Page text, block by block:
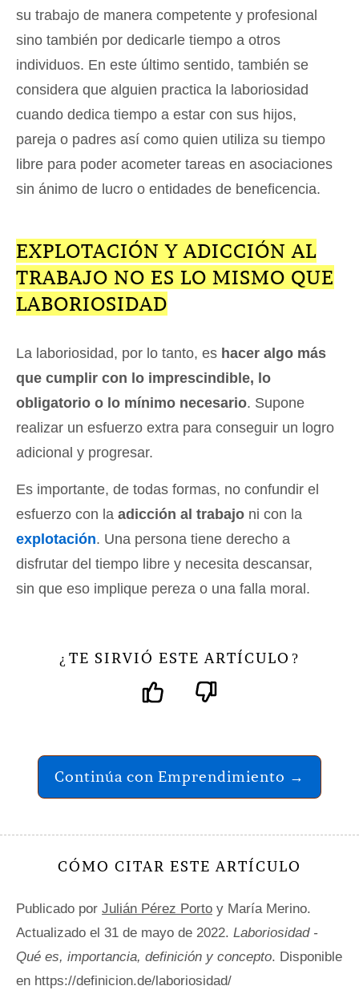
su trabajo de manera competente y profesional
sino también por dedicarle tiempo a otros
individuos. En este último sentido, también se
considera que alguien practica la laboriosidad
cuando dedica tiempo a estar con sus hijos,
pareja o padres así como quien utiliza su tiempo
libre para poder acometer tareas en asociaciones
sin ánimo de lucro o entidades de beneficencia.
EXPLOTACIÓN Y ADICCIÓN AL
TRABAJO NO ES LO MISMO QUE
LABORIOSIDAD
La laboriosidad, por lo tanto, es hacer algo más
que cumplir con lo imprescindible, lo
obligatorio o lo mínimo necesario. Supone
realizar un esfuerzo extra para conseguir un logro
adicional y progresar.
Es importante, de todas formas, no confundir el
esfuerzo con la adicción al trabajo ni con la
explotación. Una persona tiene derecho a
disfrutar del tiempo libre y necesita descansar,
sin que eso implique pereza o una falla moral.
¿ TE SIRVIÓ ESTE ARTÍCULO ?
Continúa con Emprendimiento →
CÓMO CITAR ESTE ARTÍCULO
Publicado por Julián Pérez Porto y María Merino.
Actualizado el 31 de mayo de 2022. Laboriosidad -
Qué es, importancia, definición y concepto. Disponible
en https://definicion.de/laboriosidad/